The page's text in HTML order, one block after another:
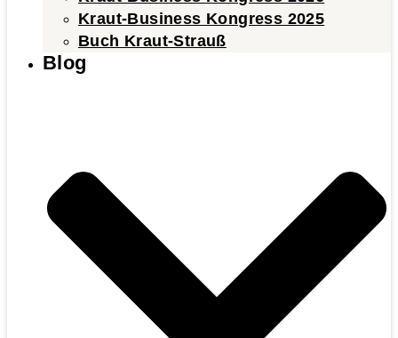
Kraut-Business Kongress 2025
Buch Kraut-Strauß
Blog